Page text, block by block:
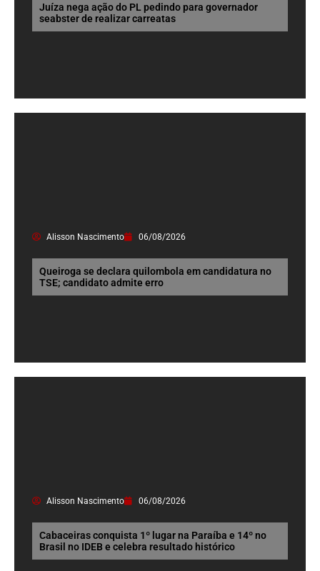
Juíza nega ação do PL pedindo para governador
seabster de realizar carreatas
Alisson Nascimento 06/08/2026
Queiroga se declara quilombola em candidatura no
TSE; candidato admite erro
Alisson Nascimento 06/08/2026
Cabaceiras conquista 1º lugar na Paraíba e 14º no
Brasil no IDEB e celebra resultado histórico